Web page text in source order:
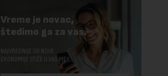
Vreme je novac,
štedimo ga za vas.
NAJVREDNIJE OD NOVE
EKONOMIJE STIŽE U VAŠ MEJL.